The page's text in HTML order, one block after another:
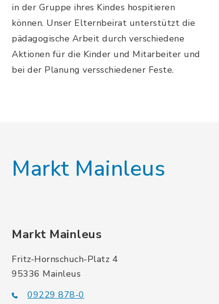
in der Gruppe ihres Kindes hospitieren
können. Unser Elternbeirat unterstützt die
pädagogische Arbeit durch verschiedene
Aktionen für die Kinder und Mitarbeiter und
bei der Planung versschiedener Feste.
Markt Mainleus
Markt Mainleus
Fritz-Hornschuch-Platz 4
95336 Mainleus
09229 878-0